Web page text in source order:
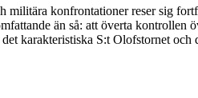
konfrontationer reser sig
än så: att överta
karakteristiska S:t Olofstornet